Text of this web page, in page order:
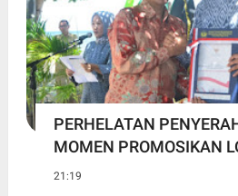
PERHELATAN
MOMEN PROMOSIKAN
21:19